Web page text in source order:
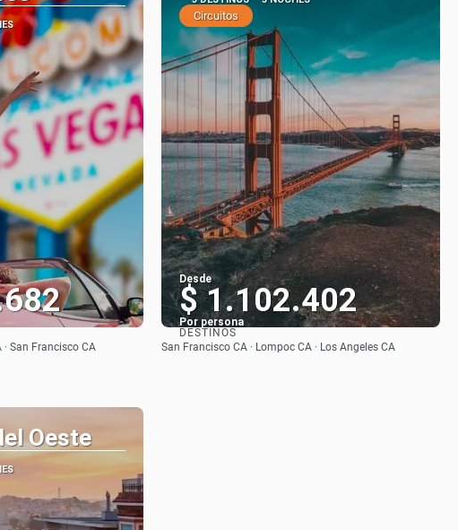
· San Francisco CA
Circuitos
Desde
$ 1.102.402
Por persona
Ver
DESTINOS
San Francisco CA · Lompoc CA · Los Angeles CA
Oeste